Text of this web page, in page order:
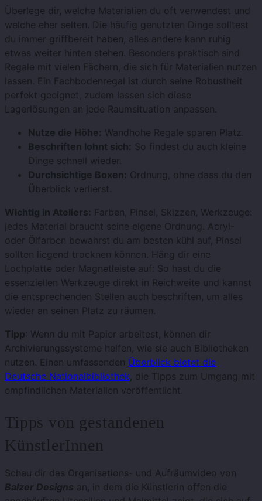
Überlege dir, welche Materialien du oft verwendest und
welche eher selten. Die häufig genutzten Dinge solltest
du immer griffbereit haben, alles andere kann ruhig
etwas weiter hinten stehen. Besonders praktisch sind
Regale mit vielen Fächern, die sich für Materialien nutzen
lassen. Ein Fachbodenregal ist durch seine Robustheit
perfekt geeignet, zudem lassen sich diese
Lagerlösungen an jede Raumsituation anpassen.
Nutze die Höhe: Wandhohe Regale sparen Platz.
Beschriften lohnt sich: So findest du auch kleine
Dinge schnell wieder.
Durchsichtige Boxen: Ordnung, ohne dass du den
Überblick verlierst.
Wichtig in Ateliers: Farben, Pinsel, Skizzen, Werkzeuge:
jedes Material braucht seine eigene Ordnung. Acryl-
oder Ölfarben bewahrst du am besten kühl auf, Pinsel
sollten liegend trocknen können. Häng dir eine
Lochplatte oder Magnetleiste auf: So hast du die
essenziellen Werkzeuge direkt in Reichweite und kannst
die entsprechenden Stellen auch beschriften, um alles
wieder an seinen Platz zu räumen.
Tipp: Wenn du mit Papier arbeitest, können dir
Archivierungssysteme helfen, wie sie auch Bibliotheken
nutzen. Einen umfassenden Überblick bietet die
Deutsche Nationalbibliothek, die Tipps zum Umgang mit
empfindlichen Materialien veröffentlicht.
Tipps von gestandenen
KünstlerInnen
Schau dir das Organisations- und Aufräumvideo von
Balzer Designs an, in dem die Künstlerin offen die